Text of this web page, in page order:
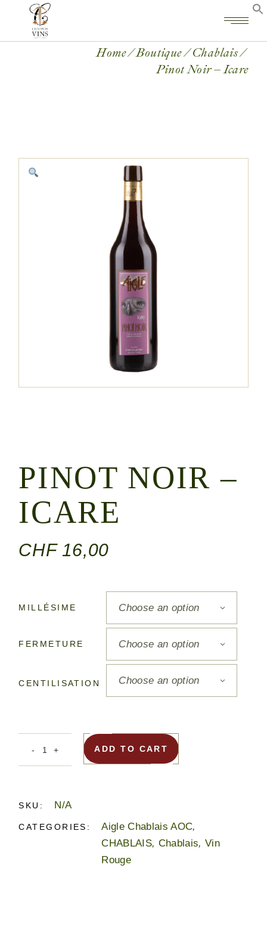
Home Boutique
Chablais
Pinot Noir – Icare
PINOT NOIR –
ICARE
CHF16,00
MILLÉSIME Choose an option
FERMETURE Choose an option
CENTILISATION Choose an option
ADD TO CART
SKU: N/A
CATEGORIES: Aigle Chablais AOC,
CHABLAIS, Chablais,Vin
Rouge